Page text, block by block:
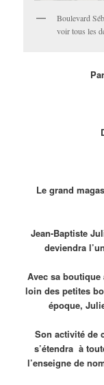
Boulevard
voir tous les
Le grand
Jean-Baptiste
deviendra
Avec sa boutique
loin des petites
époque,
Son activité de
s’étendra à
l’enseigne de